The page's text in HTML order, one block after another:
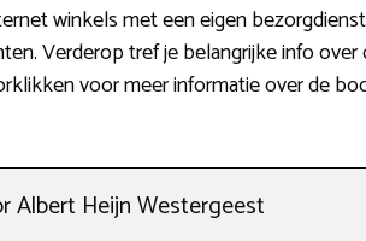
winkels met een eigen
Verderop tref je belangrijke info
voor meer informatie over de
Albert Heijn Westergeest